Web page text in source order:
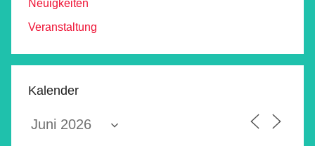
Neuigkeiten
Veranstaltung
Kalender